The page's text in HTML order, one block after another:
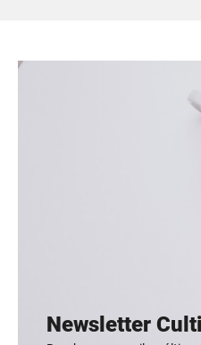
Newsletter